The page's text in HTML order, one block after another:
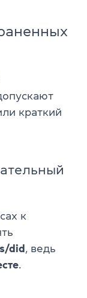
краткий
к
did
, ведь